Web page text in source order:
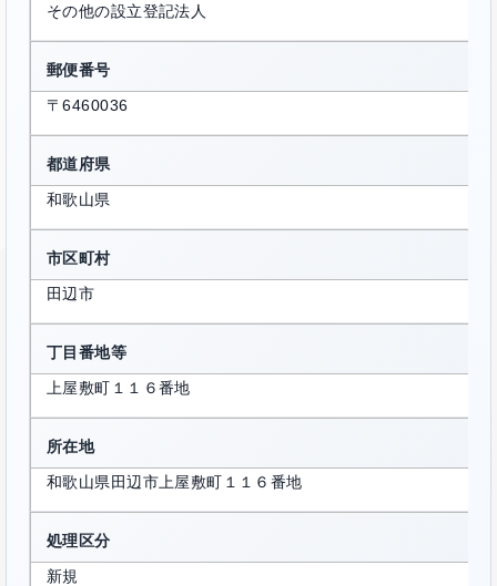
その他の設立登記法人
郵便番号
〒6460036
都道府県
和歌山県
市区町村
田辺市
丁目番地等
上屋敷町１１６番地
所在地
和歌山県田辺市上屋敷町１１６番地
処理区分
新規